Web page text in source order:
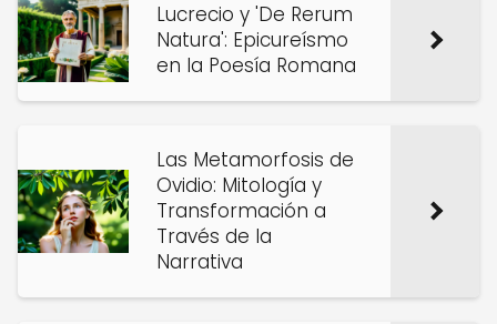
Lucrecio y 'De Rerum
Natura': Epicureísmo
en la Poesía Romana
Las Metamorfosis de
Ovidio: Mitología y
Transformación a
Través de la
Narrativa